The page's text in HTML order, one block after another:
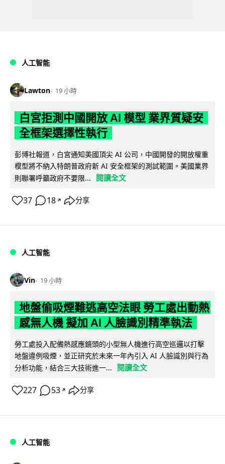
人工智能
Lawton 19 小時
白宮拒測中國開放 AI 模型 業界質疑安
全框架選擇性執行
彭博社報道，白宮通知美國頂尖 AI 公司，中國開發的開放權重
模型將不納入特朗普政府新 AI 安全框架的測試範圍。美國業界
則聯署呼籲政府不要限...
閱讀全文
37 18 ↗ 分享
人工智能
Vin 19 小時
地盤偷吸煙難逃高空法眼 勞工處出動熱
感無人機 擬加 AI 人臉識別精準執法
勞工處投入配備熱感應鏡頭的小型無人機進行高空巡邏以打擊
地盤違例吸煙，並正研究於未來一年內引入 AI 人臉識別與行為
分析功能，結合三大技術進一...
閱讀全文
227 53 ↗ 分享
人工智能